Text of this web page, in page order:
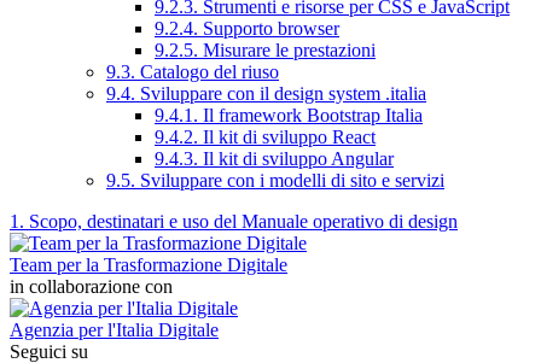
9.2.3. Strumenti e risorse per CSS e JavaScript
9.2.4. Supporto browser
9.2.5. Misurare le prestazioni
9.3. Catalogo del riuso
9.4. Sviluppare con il design system .italia
9.4.1. Il framework Bootstrap Italia
9.4.2. Il kit di sviluppo React
9.4.3. Il kit di sviluppo Angular
9.5. Sviluppare con i modelli di sito e servizi
1. Scopo, destinatari e uso del Manuale operativo di design
Team per la Trasformazione Digitale
in collaborazione con
Agenzia per l'Italia Digitale
Seguici su